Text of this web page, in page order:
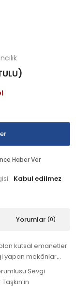
Haber Ver
Yorumlar (0)
kutsal emanetler
yapan mekânlar…
Sevgi